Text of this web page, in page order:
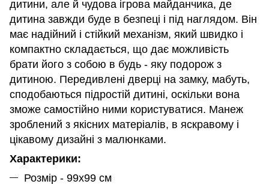
дитини, але й чудова ігрова майданчика, де
дитина завжди буде в безпеці і під наглядом. Він
має надійний і стійкий механізм, який швидко і
компактно складається, що дає можливість
брати його з собою в будь - яку подорож з
дитиною. Передивлені дверці на замку, мабуть,
сподобаються підростій дитині, оскільки вона
зможе самостійно ними користуватися. Манеж
зроблений з якісних матеріалів, в яскравому і
цікавому дизайні з малюнками.
Характерики:
Розмір - 99x99 см